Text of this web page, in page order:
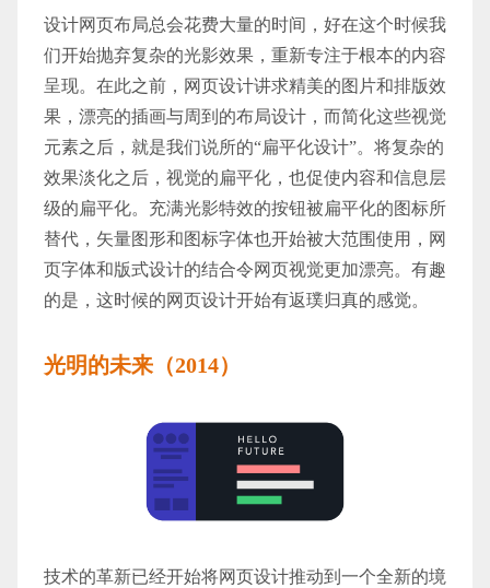
设计网页布局总会花费大量的时间，好在这个时候我
们开始抛弃复杂的光影效果，重新专注于根本的内容
呈现。在此之前，网页设计讲求精美的图片和排版效
果，漂亮的插画与周到的布局设计，而简化这些视觉
元素之后，就是我们说所的“扁平化设计”。将复杂的
效果淡化之后，视觉的扁平化，也促使内容和信息层
级的扁平化。充满光影特效的按钮被扁平化的图标所
替代，矢量图形和图标字体也开始被大范围使用，网
页字体和版式设计的结合令网页视觉更加漂亮。有趣
的是，这时候的网页设计开始有返璞归真的感觉。
光明的未来（2014）
技术的革新已经开始将网页设计推动到一个全新的境